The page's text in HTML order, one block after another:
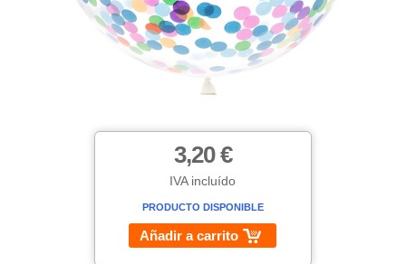
3,20 €
IVA incluído
PRODUCTO DISPONIBLE
Añadir a carrito